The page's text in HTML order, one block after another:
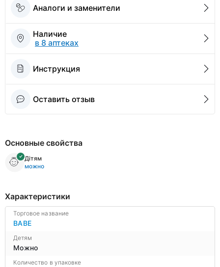
Аналоги и заменители
Наличие
в 8 аптеках
Инструкция
Оставить отзыв
Основные свойства
Дітям
можно
Характеристики
Торговое название
BABE
Детям
Можно
Количество в упаковке